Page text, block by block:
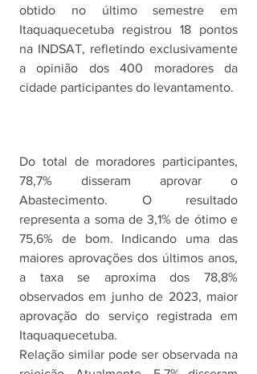
obtido no último semestre em
Itaquaquecetuba registrou 18 pontos
na INDSAT, refletindo exclusivamente
a opinião dos 400 moradores da
cidade participantes do levantamento.
Do total de moradores participantes,
78,7% disseram aprovar o
Abastecimento. O resultado
representa a soma de 3,1% de ótimo e
75,6% de bom. Indicando uma das
maiores aprovações dos últimos anos,
a taxa se aproxima dos 78,8%
observados em junho de 2023, maior
aprovação do serviço registrada em
Itaquaquecetuba.
Relação similar pode ser observada na